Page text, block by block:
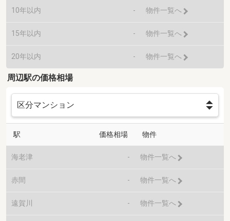
10年以内 - 物件一覧へ
15年以内 - 物件一覧へ
20年以内 - 物件一覧へ
周辺駅の価格相場
駅 価格相場 物件
海老津 - 物件一覧へ
赤間 - 物件一覧へ
遠賀川 - 物件一覧へ